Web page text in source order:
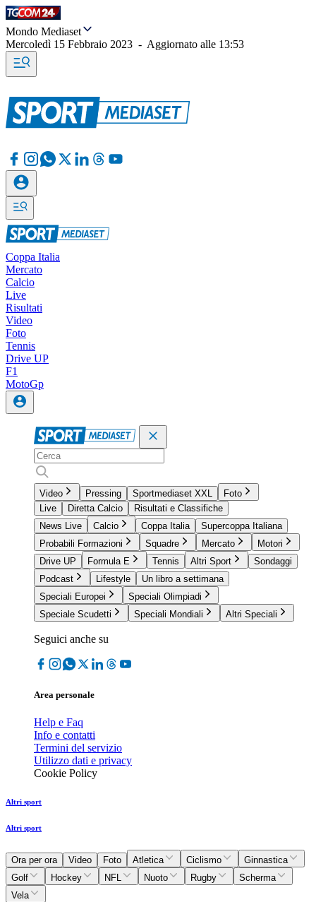
Mondo Mediaset
Mercoledì 15 Febbraio 2023 - Aggiornato alle 13:53
Coppa Italia
Mercato
Calcio
Live
Risultati
Video
Foto
Tennis
Drive UP
F1
MotoGp
Video Pressing Sportmediaset XXL
Foto
Live
Diretta Calcio
Risultati e Classifiche
News Live
Calcio Coppa Italia
Supercoppa Italiana
Probabili Formazioni
Squadre Mercato
Motori
Drive UP
Formula E Tennis Altri Sport
Sondaggi
Podcast
Lifestyle
Un libro a settimana
Speciali Europei
Speciali Olimpiadi
Speciale Scudetti
Speciali Mondiali Altri Speciali
Seguici anche su
Area personale
Help e Faq
Info e contatti
Termini del servizio
Utilizzo dati e privacy
Cookie Policy
Altri sport
Altri sport
Ora per ora Video Foto Atletica Ciclismo
Ginnastica
Golf
Hockey NFL Nuoto Rugby
Scherma
Vela